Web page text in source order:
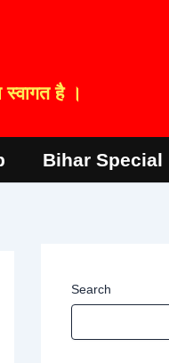
है ।
Bihar Special
Search